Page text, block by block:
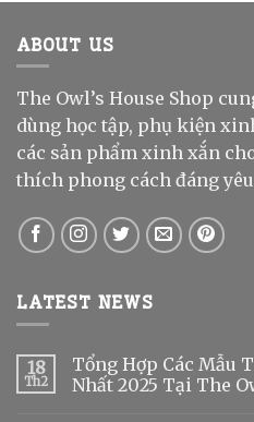
ABOUT US
The Owl’s House Shop
dùng học tập, phụ kiện
các sản phẩm xinh xắn
thích phong cách đáng
LATEST NEWS
18
Th2
Tổng Hợp Các Mẫu
Nhất 2025 Tại The